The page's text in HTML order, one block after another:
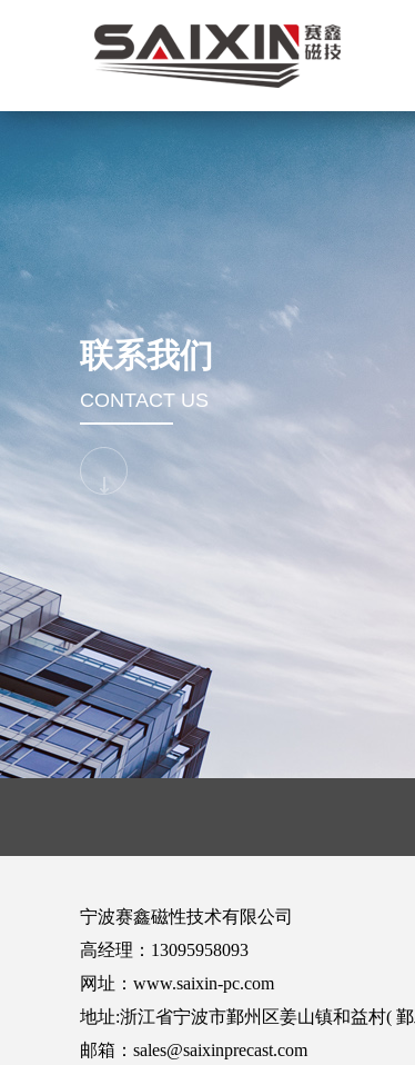
联系我们
CONTACT US
宁波赛鑫磁性技术有限公司
高经理：13095958093
网址：www.saixin-pc.com
地址:浙江省宁波市鄞州区姜山镇和益村(
邮箱：sales@saixinprecast.com